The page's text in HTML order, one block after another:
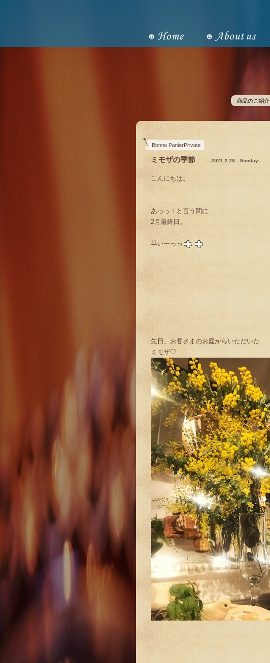
商品のご紹介
Bonne PanierPrivate
ミモザの季節 -2021.2.28 Sunday-
こんにちは。
あっっ！と言う間に
2月最終日。
早いーっっ
先日、お客さまのお庭からいただいた
ミモザ♡